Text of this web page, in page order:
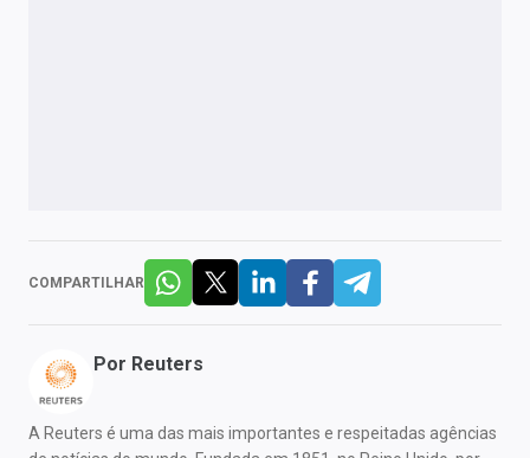
COMPARTILHAR
Por Reuters
A Reuters é uma das mais importantes e respeitadas agências